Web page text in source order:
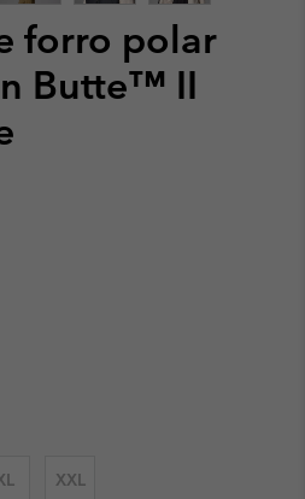
forro polar
Butte™ II
XXL